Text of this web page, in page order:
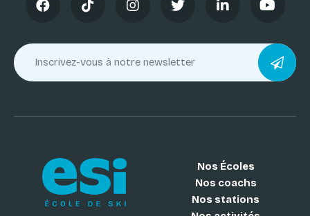
Nos Écoles
Nos coachs
Nos stations